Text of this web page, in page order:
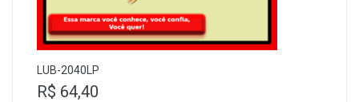
LUB-2040LP
R$ 64,40